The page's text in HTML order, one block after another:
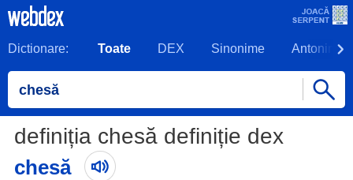
Dictionare: Toate DEX Sinonime Antonime
definiția chesă definiție dex
chesă